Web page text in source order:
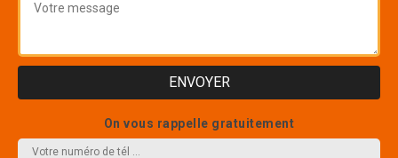
On vous rappelle gratuitement